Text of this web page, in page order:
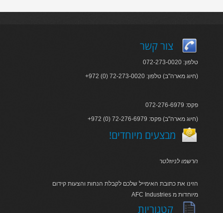
צור קשר
טלפון: 072-273-0020
+972 (0) 72-273-0020 :חיוג מארה"ב) טלפון)
פקס: 072-276-6979
+972 (0) 72-276-6979 :חיוג מארה"ב) פקס)
!מבצעים מיוחדים
הרשמו לניוזלטר
הזינו את כתובת האימייל שלכם לקבלת הנחות והצעות קידום
AFC Industries מיוחדות מ
קטגוריות